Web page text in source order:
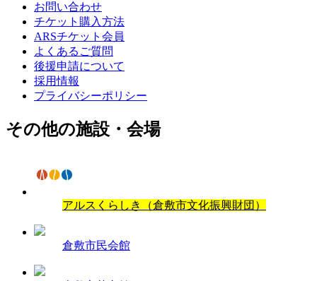
お問い合わせ
チケット購入方法
ARSチケット会員
よくあるご質問
後援申請について
採用情報
プライバシーポリシー
その他の施設・会場
アルスくらしき（倉敷市文化振興財団）
倉敷市民会館